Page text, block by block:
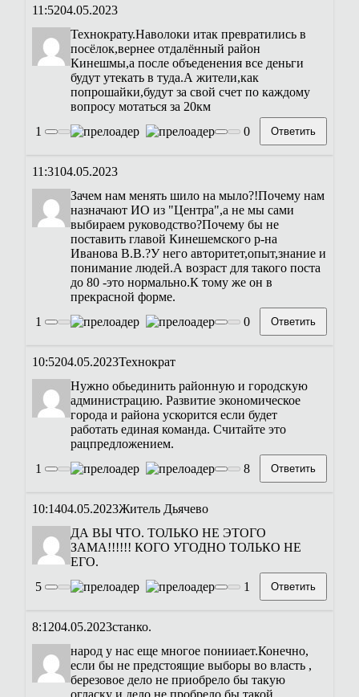
11:5204.05.2023
Технократу.Наволоки итак превратились в
посёлок,вернее отдалённый район
Кинешмы,а после объеденения все деньги
будут утекать в туда.А жители,как
попрошайки,будут за свой счет по каждому
вопросу мотаться за 20км
1
0 Ответить
11:3104.05.2023
Зачем нам менять шило на мыло?!Почему нам
назначают ИО из "Центра",а не мы сами
выбираем руководство?Почему бы не
поставить главой Кинешемского р-на
Иванова В.В.?У него авторитет,опыт,знание и
понимание людей.А возраст для такого поста
до 80 -это нормально.К тому же он в
прекрасной форме.
1
0 Ответить
10:5204.05.2023Технократ
Нужно обьединить районную и городскую
администрацию. Развитие экономическое
города и района ускорится если будет
работать единая команда. Считайте это
рацпредложением.
1
8 Ответить
10:1404.05.2023Житель Дьячево
ДА ВЫ ЧТО. ТОЛЬКО НЕ ЭТОГО
ЗАМА!!!!!! КОГО УГОДНО ТОЛЬКО НЕ
ЕГО.
5
1 Ответить
8:1204.05.2023станко.
народ у нас еще многое понииает.Конечно,
если бы не предстоящие выборы во власть ,
березовое дело не приобрело бы такую
огласку и дело не пробрело бы такой